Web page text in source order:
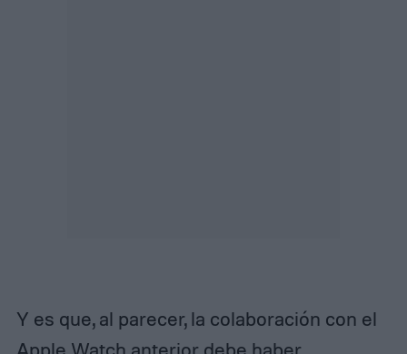
Y es que, al parecer, la colaboración con el